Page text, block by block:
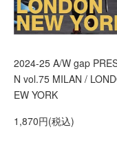
2024-25 A/W gap
N vol.75 MILAN /
EW YORK
1,870円(税込)